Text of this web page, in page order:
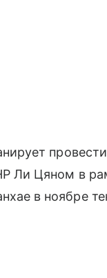
Ли Цяном в
в ноябре